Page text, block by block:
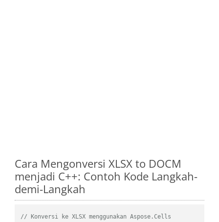
Cara Mengonversi XLSX to DOCM
menjadi C++: Contoh Kode Langkah-
demi-Langkah
// Konversi ke XLSX menggunakan Aspose.Cells